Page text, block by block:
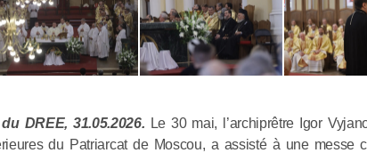
DREE, 31.05.2026. Le 30 mai, l’archiprêtre Igor
du Patriarcat de Moscou, a assisté à une messe